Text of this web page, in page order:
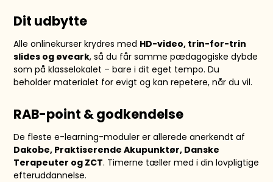
Dit udbytte
Alle onlinekurser krydres med HD-video, trin-for-trin
slides og øveark, så du får samme pædagogiske dybde
som på klasselokalet – bare i dit eget tempo. Du
beholder materialet for evigt og kan repetere, når du vil.
RAB-point & godkendelse
De fleste e-learning-moduler er allerede anerkendt af
Dakobe, Praktiserende Akupunktør, Danske
Terapeuter og ZCT. Timerne tæller med i din lovpligtige
efteruddannelse.